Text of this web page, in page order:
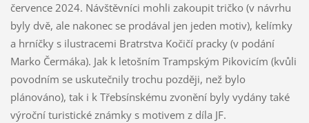
července 2024. Návštěvníci mohli zakoupit tričko (v návrhu
byly dvě, ale nakonec se prodával jen jeden motiv), kelímky
a hrníčky s ilustracemi Bratrstva Kočičí pracky (v podání
Marko Čermáka). Jak k letošním Trampským Pikovicím (kvůli
povodním se uskutečnily trochu později, než bylo
plánováno), tak i k Třebsínskému zvonění byly vydány také
výroční turistické známky s motivem z díla JF.